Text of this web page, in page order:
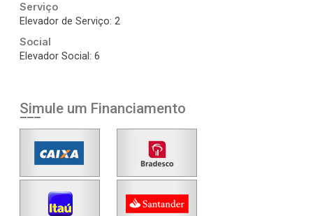
Serviço
Elevador de Serviço: 2
Social
Elevador Social: 6
Simule um Financiamento